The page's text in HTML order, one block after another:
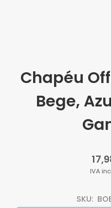
Chapéu
Bege,
IVA
SKU: